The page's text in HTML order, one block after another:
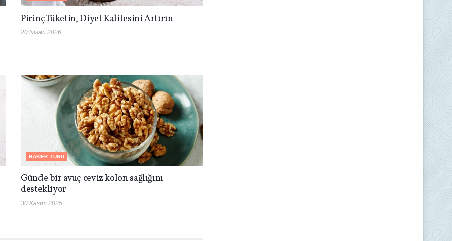
Pirinç Tüketin, Diyet Kalitesini Artırın
20 Nisan 2026
HABER TURU
Günde bir avuç ceviz kolon sağlığını
destekliyor
30 Kasım 2025